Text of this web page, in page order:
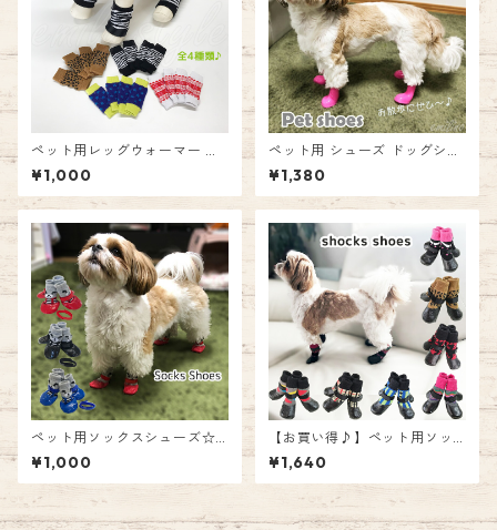
ペット用レッグウォーマー ☆
柄は3種類 犬 ペット くつした
ソックス レッグウォーマー お
散歩用 室内用 けが予防 保護
tyle
¥1,000
ペット用 シューズ ドッグシュ
ーズ レインブーツ ラバーシュ
ーズ 4足セット ペット 犬 ネコ
お散歩 おでかけ 保護 防水 エ
¥1,380
ペット用ソックスシューズ☆
クマ レッド ブルー ブラック
犬 ペット ゴム底 防水加工 滑
り止め くつした 室内用 お散歩
用 ソックス シューズ 靴 emily
style エミリースタイル
¥1,000
【お買い得♪】ペット用ソッ
クスシューズ☆選べる7種類！
犬 ペット ゴム底 防水加工 滑
り止め くつした 室内用 お散歩
用 ソックス シューズ 靴 emily
style エミリースタイル
¥1,640